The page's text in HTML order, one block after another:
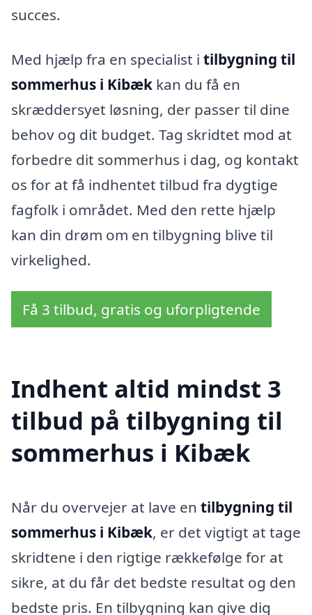
succes.
Med hjælp fra en specialist i tilbygning til
sommerhus i Kibæk kan du få en
skræddersyet løsning, der passer til dine
behov og dit budget. Tag skridtet mod at
forbedre dit sommerhus i dag, og kontakt
os for at få indhentet tilbud fra dygtige
fagfolk i området. Med den rette hjælp
kan din drøm om en tilbygning blive til
virkelighed.
Få 3 tilbud, gratis og uforpligtende
Indhent altid mindst 3
tilbud på tilbygning til
sommerhus i Kibæk
Når du overvejer at lave en tilbygning til
sommerhus i Kibæk, er det vigtigt at tage
skridtene i den rigtige rækkefølge for at
sikre, at du får det bedste resultat og den
bedste pris. En tilbygning kan give dig